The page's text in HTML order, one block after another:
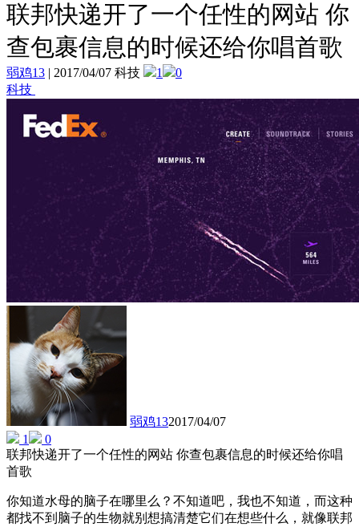
联邦快递开了一个任性的网站 你
查包裹信息的时候还给你唱首歌
弱鸡13 | 2017/04/07 科技 1
0
科技
弱鸡132017/04/07
1
0
联邦快递开了一个任性的网站 你查包裹信息的时候还给你唱
首歌
你知道水母的脑子在哪里么？不知道吧，我也不知道，而这种
都找不到脑子的生物就别想搞清楚它们在想些什么，就像联邦